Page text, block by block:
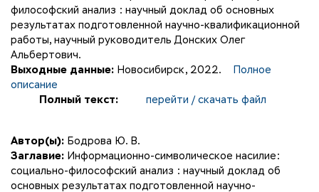
философский анализ : научный доклад об основных
результатах подготовленной научно-квалификационной
работы, научный руководитель Донских Олег
Альбертович.
Выходные данные: Новосибирск, 2022.
Полное
описание
Полный текст:
перейти / скачать файл
Автор(ы): Бодрова Ю. В.
Заглавие: Информационно-символическое насилие:
социально-философский анализ : научный доклад об
основных результатах подготовленной научно-